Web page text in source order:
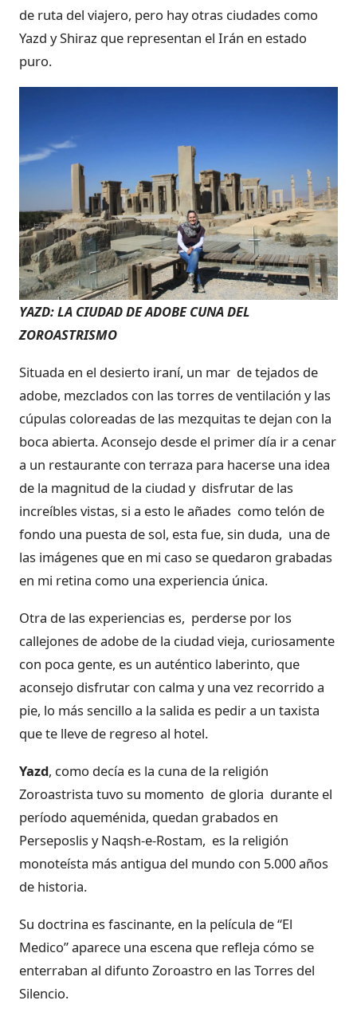
de ruta del viajero, pero hay otras ciudades como
Yazd y Shiraz que representan el Irán en estado
puro.
YAZD: LA CIUDAD DE ADOBE CUNA DEL
ZOROASTRISMO
Situada en el desierto iraní, un mar de tejados de
adobe, mezclados con las torres de ventilación y las
cúpulas coloreadas de las mezquitas te dejan con la
boca abierta. Aconsejo desde el primer día ir a cenar
a un restaurante con terraza para hacerse una idea
de la magnitud de la ciudad y disfrutar de las
increíbles vistas, si a esto le añades como telón de
fondo una puesta de sol, esta fue, sin duda, una de
las imágenes que en mi caso se quedaron grabadas
en mi retina como una experiencia única.
Otra de las experiencias es, perderse por los
callejones de adobe de la ciudad vieja, curiosamente
con poca gente, es un auténtico laberinto, que
aconsejo disfrutar con calma y una vez recorrido a
pie, lo más sencillo a la salida es pedir a un taxista
que te lleve de regreso al hotel.
Yazd, como decía es la cuna de la religión
Zoroastrista tuvo su momento de gloria durante el
período aqueménida, quedan grabados en
Perseposlis y Naqsh-e-Rostam, es la religión
monoteísta más antigua del mundo con 5.000 años
de historia.
Su doctrina es fascinante, en la película de “El
Medico” aparece una escena que refleja cómo se
enterraban al difunto Zoroastro en las Torres del
Silencio.